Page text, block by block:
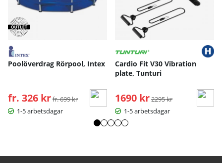
Poolöverdrag Rörpool, Intex
fr. 326 kr Ordinarie pris:
fr. 699 kr
1-5 arbetsdagar
Cardio Fit V30 Vibration
plate, Tunturi
1690 kr Ordinarie pris:
2295 kr
1-5 arbetsdagar